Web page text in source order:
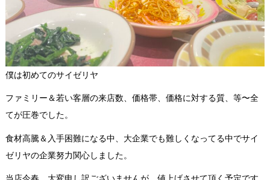
僕は初めてのサイゼリヤ
ファミリー＆若い客層の来店数、価格帯、価格に対する質、等〜全
てが圧巻でした。
食材高騰＆入手困難になる中、大企業でも難しくなってる中でサイ
ゼリヤの企業努力関心しました。